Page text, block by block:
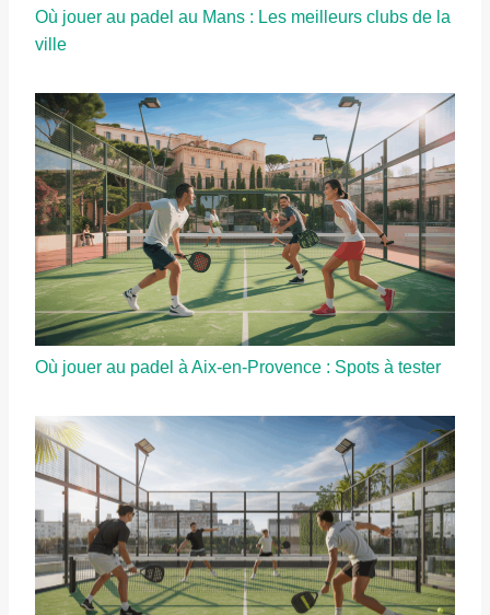
Où jouer au padel au Mans : Les meilleurs clubs de la
ville
Où jouer au padel à Aix-en-Provence : Spots à tester